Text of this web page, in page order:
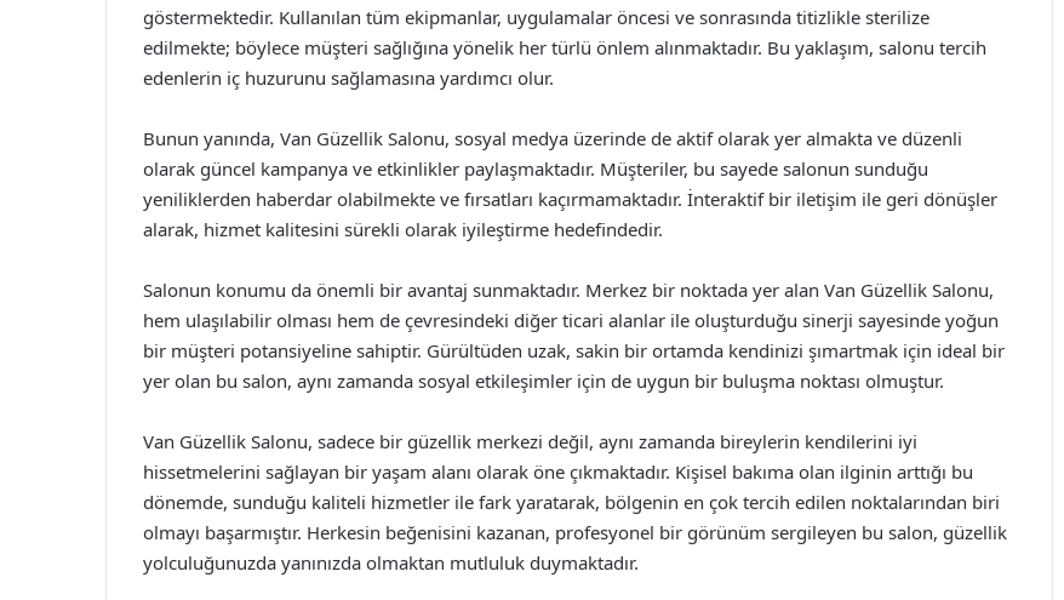
göstermektedir. Kullanılan tüm ekipmanlar, uygulamalar öncesi ve sonrasında titizlikle sterilize
edilmekte; böylece müşteri sağlığına yönelik her türlü önlem alınmaktadır. Bu yaklaşım, salonu tercih
edenlerin iç huzurunu sağlamasına yardımcı olur.
Bunun yanında, Van Güzellik Salonu, sosyal medya üzerinde de aktif olarak yer almakta ve düzenli
olarak güncel kampanya ve etkinlikler paylaşmaktadır. Müşteriler, bu sayede salonun sunduğu
yeniliklerden haberdar olabilmekte ve fırsatları kaçırmamaktadır. İnteraktif bir iletişim ile geri dönüşler
alarak, hizmet kalitesini sürekli olarak iyileştirme hedefindedir.
Salonun konumu da önemli bir avantaj sunmaktadır. Merkez bir noktada yer alan Van Güzellik Salonu,
hem ulaşılabilir olması hem de çevresindeki diğer ticari alanlar ile oluşturduğu sinerji sayesinde yoğun
bir müşteri potansiyeline sahiptir. Gürültüden uzak, sakin bir ortamda kendinizi şımartmak için ideal bir
yer olan bu salon, aynı zamanda sosyal etkileşimler için de uygun bir buluşma noktası olmuştur.
Van Güzellik Salonu, sadece bir güzellik merkezi değil, aynı zamanda bireylerin kendilerini iyi
hissetmelerini sağlayan bir yaşam alanı olarak öne çıkmaktadır. Kişisel bakıma olan ilginin arttığı bu
dönemde, sunduğu kaliteli hizmetler ile fark yaratarak, bölgenin en çok tercih edilen noktalarından biri
olmayı başarmıştır. Herkesin beğenisini kazanan, profesyonel bir görünüm sergileyen bu salon, güzellik
yolculuğunuzda yanınızda olmaktan mutluluk duymaktadır.